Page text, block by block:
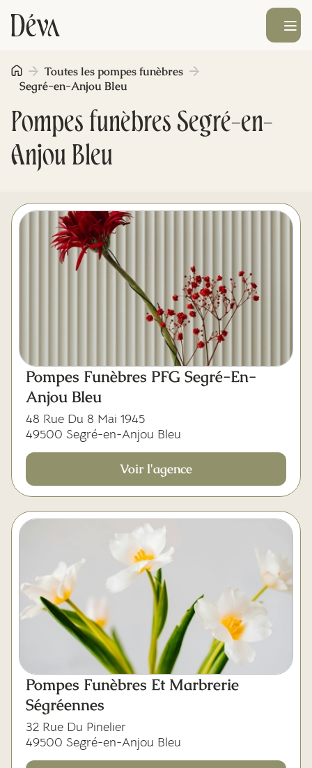
Obsèques
Prévoyance
Monument funéraire
Livraison de fleurs
Mes dernières volontés
Ouvrir le
Pompes funèbres Segré-en-
Anjou Bleu
Toutes les pompes funèbres
Segré-en-Anjou Bleu
Pompes Funèbres PFG Segré-En-
Anjou Bleu
48 Rue Du 8 Mai 1945
49500 Segré-en-Anjou Bleu
Voir l'agence
Pompes Funèbres Et Marbrerie
Ségréennes
32 Rue Du Pinelier
49500 Segré-en-Anjou Bleu